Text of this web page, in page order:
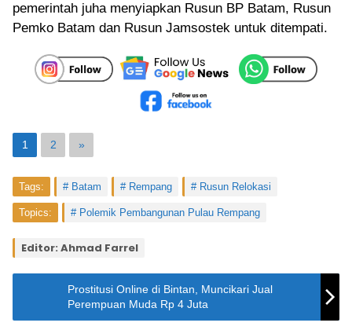
pemerintah juha menyiapkan Rusun BP Batam, Rusun
Pemko Batam dan Rusun Jamsostek untuk ditempati.
1 2 »
Tags: Batam Rempang Rusun Relokasi
Topics: Polemik Pembangunan Pulau Rempang
Editor: Ahmad Farrel
Prostitusi Online di Bintan, Muncikari Jual
Perempuan Muda Rp 4 Juta